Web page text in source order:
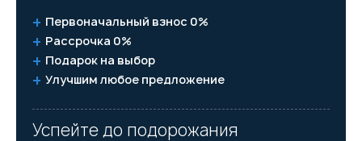
Первоначальный взнос 0%
Рассрочка 0%
Подарок на выбор
Улучшим любое предложение
Успейте до подорожания